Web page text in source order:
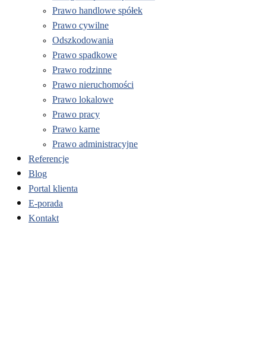
Prawo handlowe spółek
Prawo cywilne
Odszkodowania
Prawo spadkowe
Prawo rodzinne
Prawo nieruchomości
Prawo lokalowe
Prawo pracy
Prawo karne
Prawo administracyjne
Referencje
Blog
Portal klienta
E-porada
Kontakt